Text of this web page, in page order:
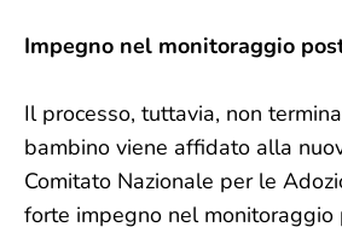
Impegno nel monitoraggio
Il processo, tuttavia, non
bambino viene affidato alla
Comitato Nazionale per le
forte impegno nel monitoraggio